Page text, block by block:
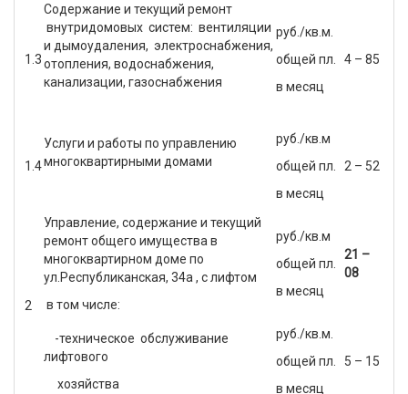
1.3
Содержание и текущий ремонт
внутридомовых систем: вентиляции
и дымоудаления, электроснабжения,
отопления, водоснабжения,
канализации, газоснабжения
руб./кв.м.
общей пл.
в месяц
4 – 85
1.4
Услуги и работы по управлению
многоквартирными домами
руб./кв.м
общей пл.
в месяц
2 – 52
2
Управление, содержание и текущий
ремонт общего имущества в
многоквартирном доме по
ул.Республиканская, 34а , с лифтом
в том числе:
руб./кв.м
общей пл.
в месяц
21 –
08
-техническое обслуживание
лифтового
хозяйства
руб./кв.м.
общей пл.
в месяц
5 – 15